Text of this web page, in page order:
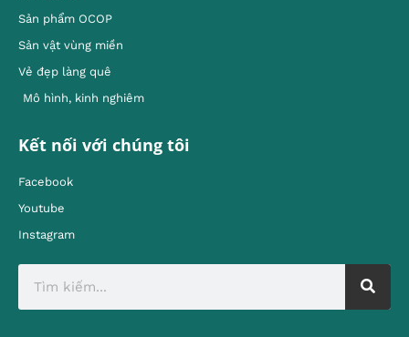
Sản phẩm OCOP
Sản vật vùng miền
Vẻ đẹp làng quê
Mô hình, kinh nghiêm
Kết nối với chúng tôi
Facebook
Youtube
Instagram